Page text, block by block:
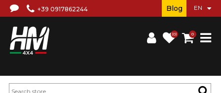
+39 0917862244
(0) 0
Blog